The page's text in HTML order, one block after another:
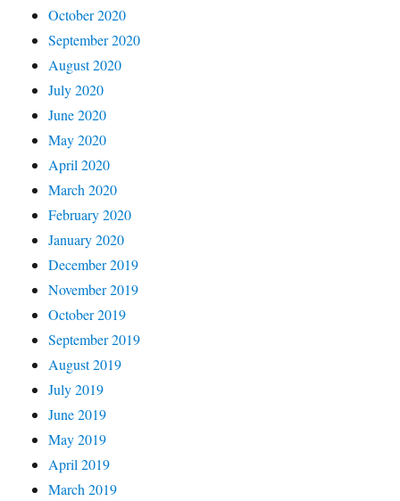
October 2020
September 2020
August 2020
July 2020
June 2020
May 2020
April 2020
March 2020
February 2020
January 2020
December 2019
November 2019
October 2019
September 2019
August 2019
July 2019
June 2019
May 2019
April 2019
March 2019